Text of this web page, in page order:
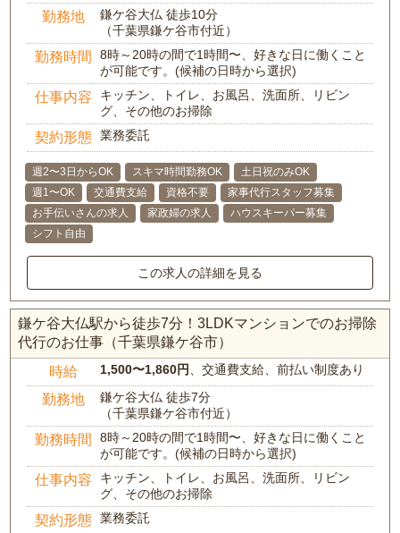
勤務地
鎌ケ谷大仏 徒歩10分
（千葉県鎌ケ谷市付近）
勤務時間
8時～20時の間で1時間〜、好きな日に働くこと
が可能です。(候補の日時から選択)
仕事内容
キッチン、トイレ、お風呂、洗面所、リビン
グ、その他のお掃除
契約形態 業務委託
週2〜3日からOK スキマ時間勤務OK
土日祝のみOK
週1〜OK
交通費支給 資格不要
家事代行スタッフ募集
お手伝いさんの求人
家政婦の求人
ハウスキーパー募集
シフト自由
この求人の詳細を見る
鎌ケ谷大仏駅から徒歩7分！3LDKマンションでのお掃除
代行のお仕事（千葉県鎌ケ谷市）
時給 1,500〜1,860円 、交通費支給、前払い制度あり
勤務地
鎌ケ谷大仏 徒歩7分
（千葉県鎌ケ谷市付近）
勤務時間
8時～20時の間で1時間〜、好きな日に働くこと
が可能です。(候補の日時から選択)
仕事内容
キッチン、トイレ、お風呂、洗面所、リビン
グ、その他のお掃除
契約形態 業務委託